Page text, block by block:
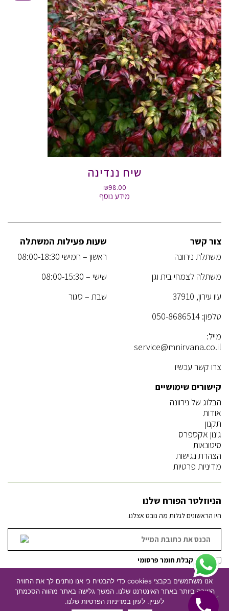
שיח ננדינה
₪98.00
מידע נוסף
צור קשר
משתלת נירוונה
משתלה לצמחי בית וגן
עיו עירון, 37910
טלפון: 050-8686514
מייל:
service@mnirvana.co.il
צרו קשר עכשיו
שעות פעילות המשתלה
ראשון – חמישי 08:00-18:30
שישי – 08:00-15:30
שבת – סגור
קישורים שימושיים
הבלוג של נירוונה
אודות
תקנון
גינון אקספרס
סיטונאות
הצהרת נגישות
מדיניות פרטיות
הניוזלטר הפורח שלנו
היו הראשונים לגלות מה נובט אצלנו.
אישור קבלת חומר פרסומי
ניהול וקידום אתרים עיצוב אתרים
אנו משתמשים בקבצי cookies כדי להבטיח כי אנו נותנים לך את החוויה
הטובה ביותר באתר האינטרנט שלנו. המשך גלישה באתר מהווה הסכמתך
לעניין. לעיון במדיניות הפרטיות שלנו.